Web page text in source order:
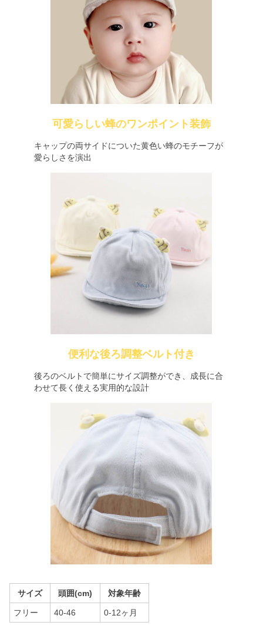
可愛らしい蜂のワンポイント装飾
キャップの両サイドについた黄色い蜂のモチーフが
愛らしさを演出
便利な後ろ調整ベルト付き
後ろのベルトで簡単にサイズ調整ができ、成長に合
わせて長く使える実用的な設計
サイズ 頭囲(cm) 対象年齢
フリー 40-46 0-12ヶ月